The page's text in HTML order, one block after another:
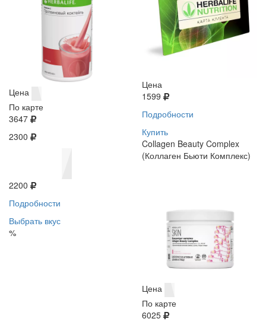
Цена
По карте
3647
2300
2200
Подробности
Выбрать вкус
%
Цена
1599
Подробности
Купить
Collagen Beauty Complex
(Коллаген Бьюти Комплекс)
Цена
По карте
6025